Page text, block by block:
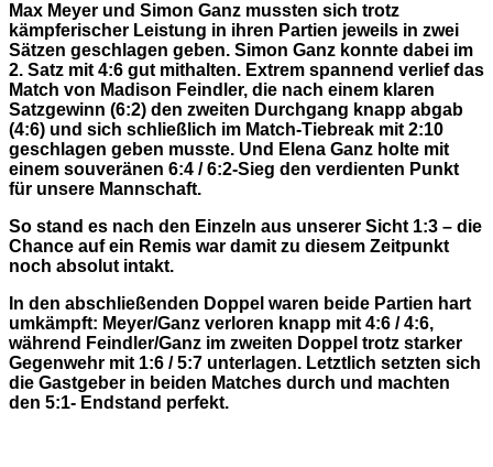
Max Meyer und Simon Ganz mussten sich trotz
kämpferischer Leistung in ihren Partien jeweils in zwei
Sätzen geschlagen geben. Simon Ganz konnte dabei im
2. Satz mit 4:6 gut mithalten. Extrem spannend verlief das
Match von Madison Feindler, die nach einem klaren
Satzgewinn (6:2) den zweiten Durchgang knapp abgab
(4:6) und sich schließlich im Match-Tiebreak mit 2:10
geschlagen geben musste. Und Elena Ganz holte mit
einem souveränen 6:4 / 6:2-Sieg den verdienten Punkt
für unsere Mannschaft.
So stand es nach den Einzeln aus unserer Sicht 1:3 – die
Chance auf ein Remis war damit zu diesem Zeitpunkt
noch absolut intakt.
In den abschließenden Doppel waren beide Partien hart
umkämpft: Meyer/Ganz verloren knapp mit 4:6 / 4:6,
während Feindler/Ganz im zweiten Doppel trotz starker
Gegenwehr mit 1:6 / 5:7 unterlagen. Letztlich setzten sich
die Gastgeber in beiden Matches durch und machten
den 5:1- Endstand perfekt.